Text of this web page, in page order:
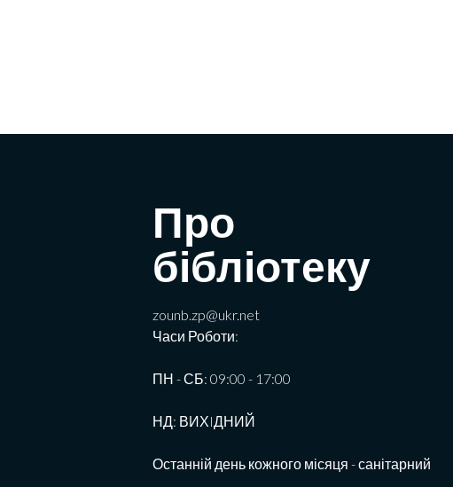
Про
бібліотеку
zounb.zp@ukr.net
Часи Роботи:
ПН - СБ: 09:00 - 17:00
НД: ВИХIДНИЙ
Останній день кожного місяця - санітарний